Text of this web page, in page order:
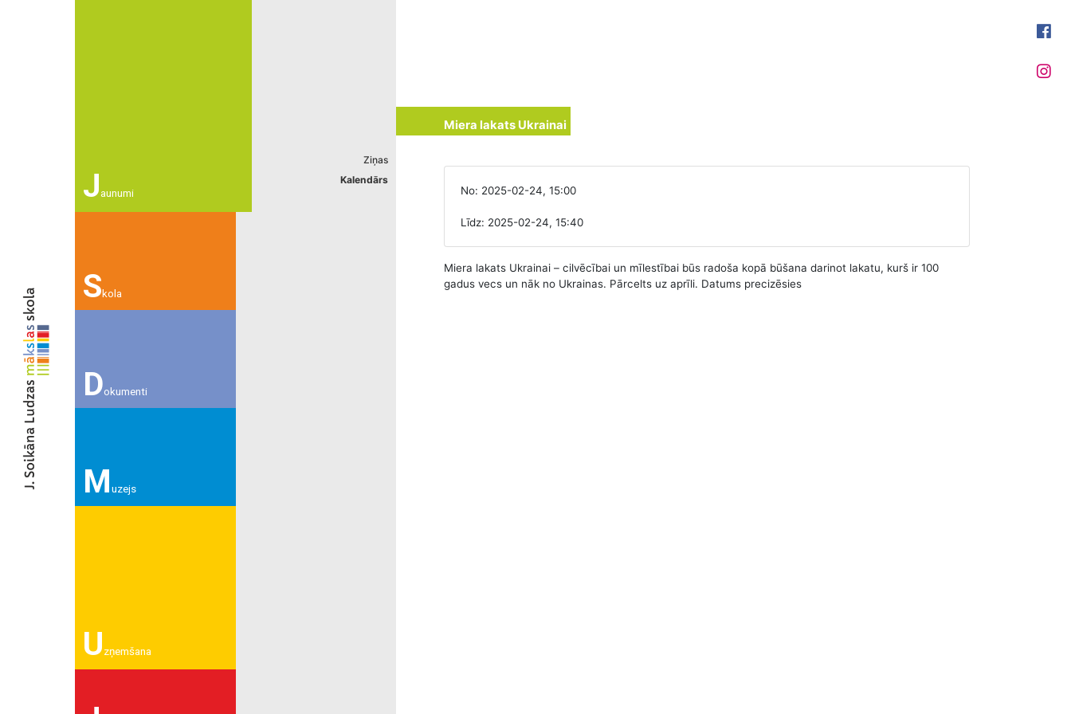
Jaunumi
Ziņas
Kalendārs
Skola
Dokumenti
Muzejs
U zņemšana
Miera lakats Ukrainai
No: 2025-02-24, 15:00
Līdz: 2025-02-24, 15:40
Miera lakats Ukrainai – cilvēcībai un mīlestībai būs radoša kopā būšana darinot lakatu, kurš ir 100
gadus vecs un nāk no Ukrainas. Pārcelts uz aprīli. Datums precizēsies